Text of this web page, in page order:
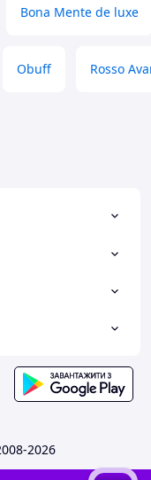
Bona Mente de luxe
Obuff Rosso
2026